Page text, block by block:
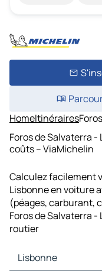
HomeItinéraires
Foros de Salvaterra
coûts – ViaMichelin
Calculez facilement
Lisbonne en voiture
(péages, carburant,
Foros de Salvaterra
routier
Lisbonne